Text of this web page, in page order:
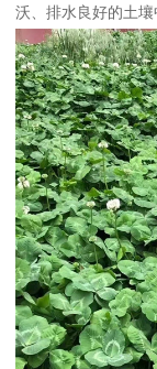
沃、排水良好的土壤